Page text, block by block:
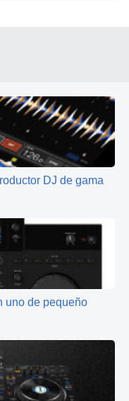
DJ de gama
uno de pequeño